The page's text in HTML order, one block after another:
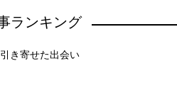
ランキング
き寄せた出会い